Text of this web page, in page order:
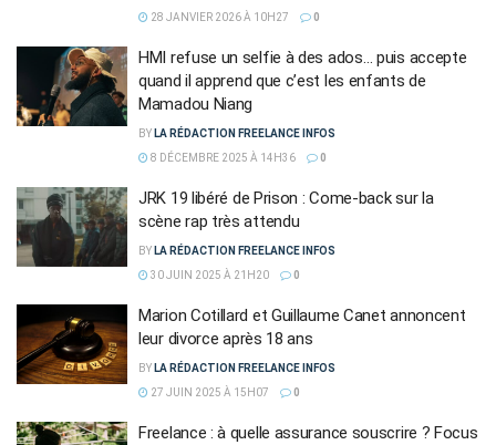
28 JANVIER 2026 À 10H27
0
HMI refuse un selfie à des ados… puis accepte
quand il apprend que c’est les enfants de
Mamadou Niang
BY LA RÉDACTION FREELANCE INFOS
8 DÉCEMBRE 2025 À 14H36
0
JRK 19 libéré de Prison : Come-back sur la
scène rap très attendu
BY LA RÉDACTION FREELANCE INFOS
30 JUIN 2025 À 21H20
0
Marion Cotillard et Guillaume Canet annoncent
leur divorce après 18 ans
BY LA RÉDACTION FREELANCE INFOS
27 JUIN 2025 À 15H07
0
Freelance : à quelle assurance souscrire ? Focus